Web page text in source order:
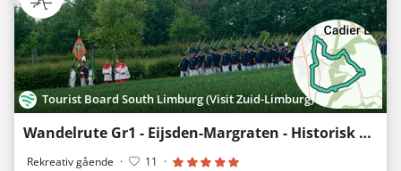
Tourist Board South Limburg (Visit Zuid-Limburg)
Wandelrute Gr1 - Eijsden-Margraten - Historisk Bronkroute Gronsveld
Rekreativ gående · 11 ·